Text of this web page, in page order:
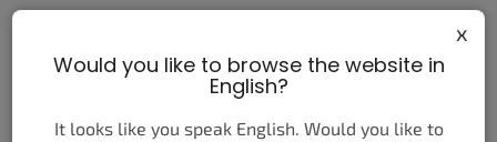
NIKE ZOOM FLY 6 CM WHITE
od3 850 Kč
od4 050 Kč
Would you like to browse the website in
English?
x
It looks like you speak English. Would you like to